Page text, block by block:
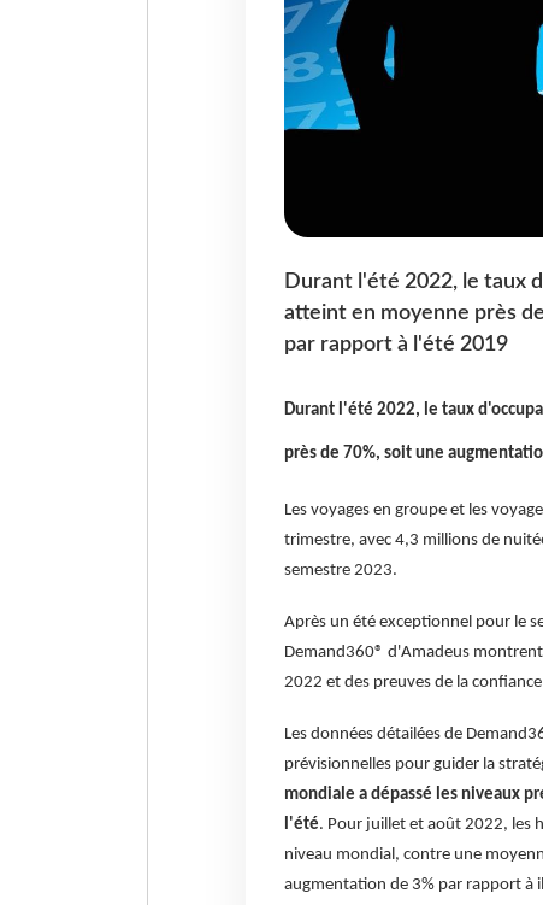
Durant l'été 2022, le taux
atteint en moyenne près
par rapport à l'été 2019
Durant l'été 2022, le taux
près de 70%, soit une
Les voyages en groupe et les
trimestre, avec 4,3 millions de
semestre 2023.
Après un été exceptionnel pour le
Demand360® d'Amadeus
2022 et des preuves de la
Les données détailées de
prévisionnelles pour guider la
mondiale a dépassé les niveaux
l'été. Pour juillet et août 2022, les
niveau mondial, contre une
augmentation de 3% par rapport à